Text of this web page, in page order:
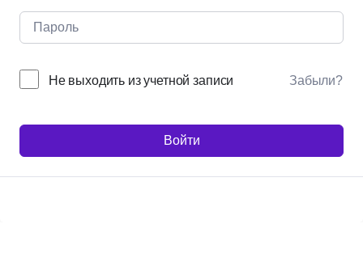
Не выходить из учетной записи Забыли?
Войти